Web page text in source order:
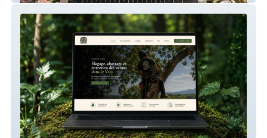
Treelife – Site internet pour un élagueur